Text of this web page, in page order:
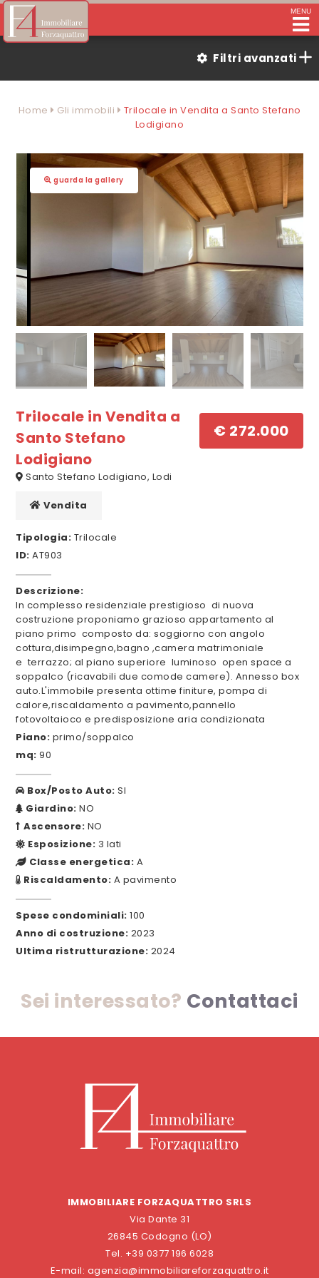
MENU
Filtri avanzati
Home Gli immobili
Trilocale in Vendita a Santo Stefano
Lodigiano
guarda la gallery
Trilocale in Vendita a
Santo Stefano
Lodigiano
Santo Stefano Lodigiano, Lodi
€ 272.000
Vendita
Tipologia: Trilocale
ID: AT903
Descrizione:
In complesso residenziale prestigioso di nuova
costruzione proponiamo grazioso appartamento al
piano primo composto da: soggiorno con angolo
cottura,disimpegno,bagno ,camera matrimoniale
e terrazzo; al piano superiore luminoso open space a
soppalco (ricavabili due comode camere). Annesso box
auto.L'immobile presenta ottime finiture, pompa di
calore,riscaldamento a pavimento,pannello
fotovoltaioco e predisposizione aria condizionata
Piano: primo/soppalco
mq: 90
Box/Posto Auto: SI
Giardino: NO
Ascensore: NO
Esposizione: 3 lati
Classe energetica: A
Riscaldamento: A pavimento
Spese condominiali: 100
Anno di costruzione: 2023
Ultima ristrutturazione: 2024
Sei interessato? Contattaci
IMMOBILIARE FORZAQUATTRO SRLS
Via Dante 31
26845 Codogno (LO)
Tel. +39 0377 196 6028
E-mail: agenzia@immobiliareforzaquattro.it